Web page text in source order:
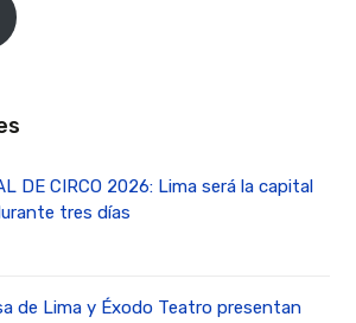
DE CIRCO 2026: Lima será la capital
tres días
de Lima y Éxodo Teatro presentan